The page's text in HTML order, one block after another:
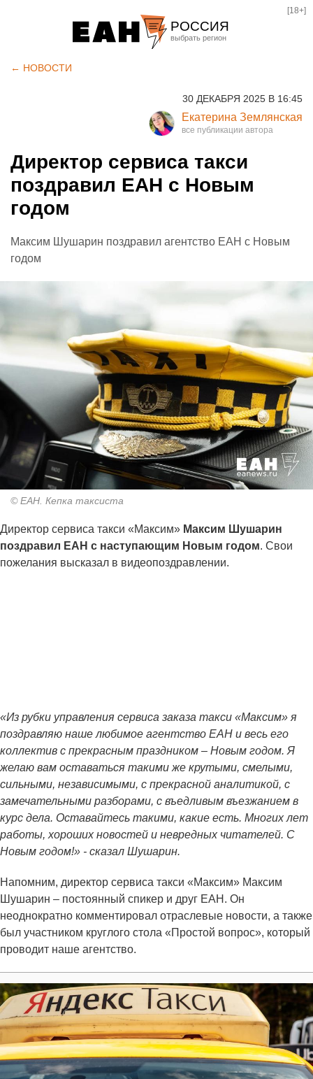
РОССИЯ
Курган
Оренбург
[18+]
← НОВОСТИ
30 ДЕКАБРЯ 2025 В 16:45
Екатерина Землянская
Директор сервиса такси
поздравил ЕАН с Новым
годом
Максим Шушарин поздравил агентство ЕАН с Новым
годом
© ЕАН. Кепка таксиста
Директор сервиса такси «Максим» Максим Шушарин
поздравил ЕАН с наступающим Новым годом. Свои
пожелания высказал в видеопоздравлении.
«Из рубки управления сервиса заказа такси «Максим» я
поздравляю наше любимое агентство ЕАН и весь его
коллектив с прекрасным праздником – Новым годом. Я
желаю вам оставаться такими же крутыми, смелыми,
сильными, независимыми, с прекрасной аналитикой, с
замечательными разборами, с въедливым въезжанием в
курс дела. Оставайтесь такими, какие есть. Многих лет
работы, хороших новостей и невредных читателей. С
Новым годом!» - сказал Шушарин.
Напомним, директор сервиса такси «Максим» Максим
Шушарин – постоянный спикер и друг ЕАН. Он
неоднократно комментировал отраслевые новости, а также
был участником круглого стола «Простой вопрос», который
проводит наше агентство.